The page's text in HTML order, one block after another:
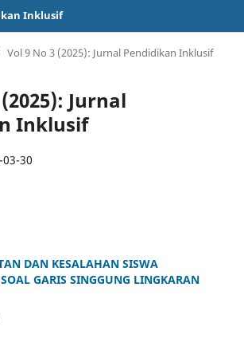
Inklusif
Vol 9 No 3 (2025): Jurnal Pendidikan Inklusif
Jurnal
Inklusif
30
DAN KESALAHAN SISWA
GARIS SINGGUNG LINGKARAN